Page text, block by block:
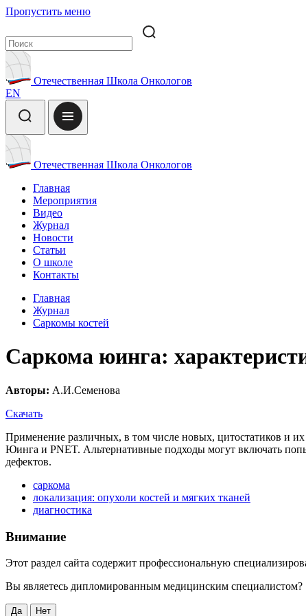
Пропустить меню
Отечественная Школа Онкологов
EN
Отечественная Школа Онкологов
Главная
Мероприятия
Видео
Журнал
Новости
Статьи
О школе
Контакты
Главная
Журнал
Саркомы костей
Саркома юинга:
Авторы: А.И.Семенова
Скачать
Применение различных, в том числе новых, цитостатиков и
Юинга и PNET. Альтернативные подходы могут включать
дефектов.
саркома
локализация: опухоли костей и мягких тканей
диагностика
Внимание
Этот раздел сайта содержит профессиональную
Вы являетесь дипломированным медицинским специалистом?
Да Нет